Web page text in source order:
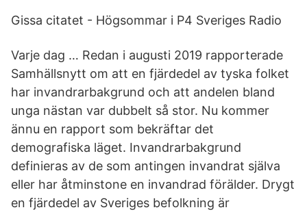
Gissa citatet - Högsommar i P4 Sveriges Radio
Varje dag … Redan i augusti 2019 rapporterade
Samhällsnytt om att en fjärdedel av tyska folket
har invandrarbakgrund och att andelen bland
unga nästan var dubbelt så stor. Nu kommer
ännu en rapport som bekräftar det
demografiska läget. Invandrarbakgrund
definieras av de som antingen invandrat själva
eller har åtminstone en invandrad förälder. Drygt
en fjärdedel av Sveriges befolkning är